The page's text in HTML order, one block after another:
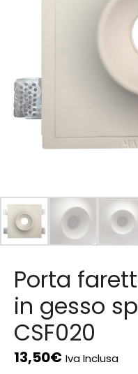
Porta
in gesso
CSF020
13,50€ Iva Inclusa